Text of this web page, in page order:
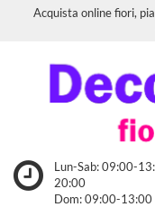
Acquista online fiori,
Lun-Sab: 09:00-
20:00
Dom: 09:00-13:00